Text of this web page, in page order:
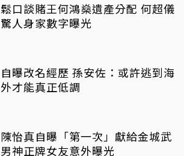
鬆口談賭王何鴻燊遺產分配 何超儀
驚人身家數字曝光
自曝改名經歷 孫安佐：或許逃到海
外才能真正低調
陳怡真自曝「第一次」獻給金城武
男神正牌女友意外曝光